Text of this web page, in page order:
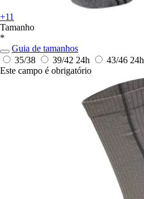
+11
Tamanho
*
Guia de tamanhos
35/38
39/42 24h 43/46 24h
Este campo é obrigatório